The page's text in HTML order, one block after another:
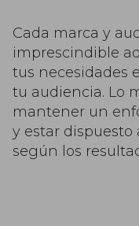
Cada marca y
imprescindible
tus necesidades
tu audiencia. Lo
mantener un
y estar dispuesto
según los